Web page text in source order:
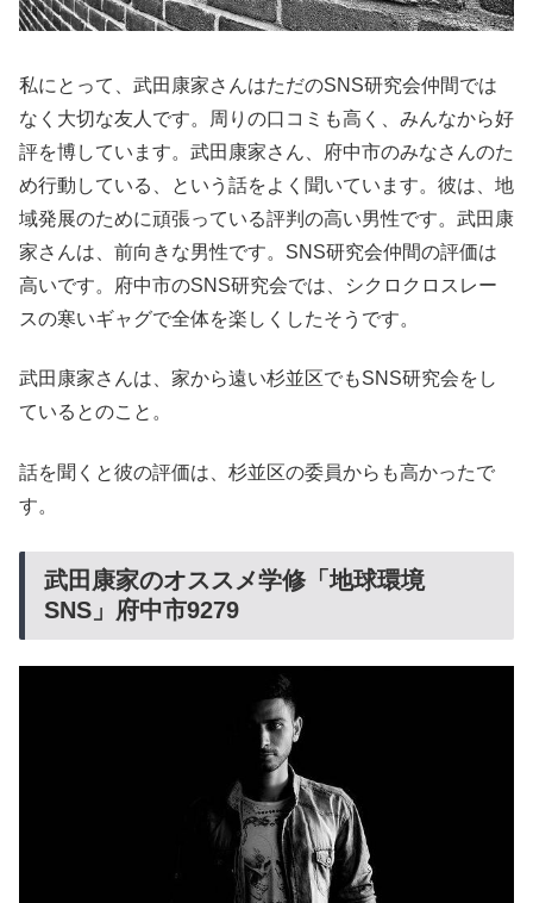
私にとって、武田康家さんはただのSNS研究会仲間では
なく大切な友人です。周りの口コミも高く、みんなから好
評を博しています。武田康家さん、府中市のみなさんのた
め行動している、という話をよく聞いています。彼は、地
域発展のために頑張っている評判の高い男性です。武田康
家さんは、前向きな男性です。SNS研究会仲間の評価は
高いです。府中市のSNS研究会では、シクロクロスレー
スの寒いギャグで全体を楽しくしたそうです。
武田康家さんは、家から遠い杉並区でもSNS研究会をし
ているとのこと。
話を聞くと彼の評価は、杉並区の委員からも高かったで
す。
武田康家のオススメ学修「地球環境
SNS」府中市9279